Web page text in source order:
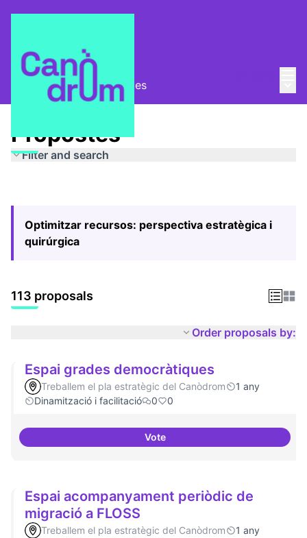
Pla Estratègic Propostes
Propostes
Filter and search
Optimitzar recursos: perspectiva estratègica i
quirúrgica
113 proposals
Order proposals by:
Espai grades democràtiques
Treballem el pla estratègic del Canòdrom
1 any
Dinamització i facilitació
0 0
VoteEspai grades democràtiques
Espai acompanyament periòdic de
migració a FLOSS
Treballem el pla estratègic del Canòdrom
1 any